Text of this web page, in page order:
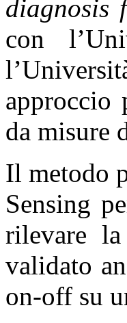
diagnosis
con
approccio
da misure
Il metodo
Sensing
rilevare
validato
on-off su